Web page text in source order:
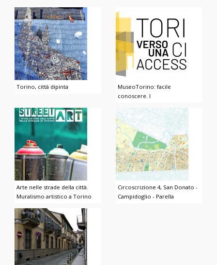
Torino, città dipinta
MuseoTorino: facile
conoscere. I
Arte nelle strade della città.
Muralismo artistico a Torino
Circoscrizione 4, San Donato -
Campidoglio - Parella